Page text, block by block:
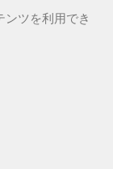
ツを利用でき